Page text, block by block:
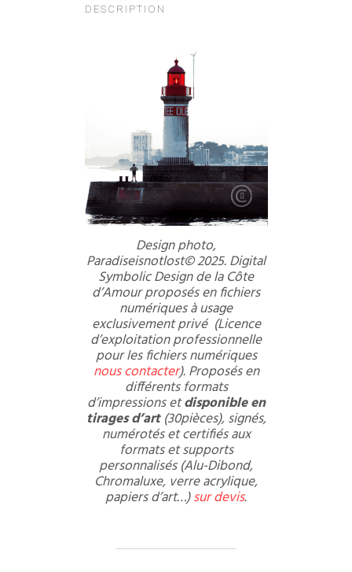
DESCRIPTION
Design photo,
Paradiseisnotlost© 2025. Digital
Symbolic Design de la Côte
d’Amour proposés en fichiers
numériques à usage
exclusivement privé (Licence
d’exploitation professionnelle
pour les fichiers numériques
nous contacter). Proposés en
différents formats
d’impressions etdisponible en
tirages d’art(30pièces), signés,
numérotés et certifiés aux
formats et supports
personnalisés (Alu-Dibond,
Chromaluxe, verre acrylique,
papiers d’art…)sur devis.